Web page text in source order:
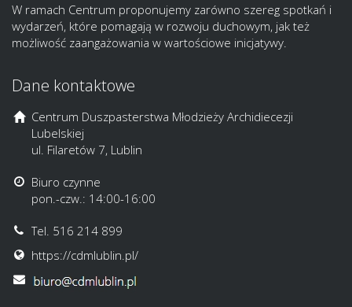
W ramach Centrum proponujemy zarówno szereg spotkań i
wydarzeń, które pomagają w rozwoju duchowym, jak też
możliwość zaangażowania w wartościowe inicjatywy.
Dane kontaktowe
Centrum Duszpasterstwa Młodzieży Archidiecezji
Lubelskiej
ul. Filaretów 7, Lublin
Biuro czynne
pon.-czw.: 14:00-16:00
Tel. 516 214 899
https://cdmlublin.pl/